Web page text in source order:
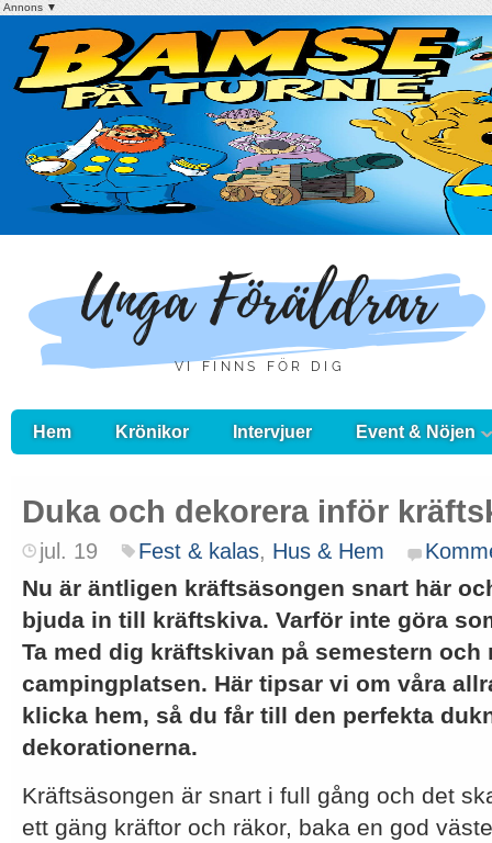
Annons ▼
Hem Krönikor Intervjuer Event & Nöjen
Duka och dekorera inför
jul. 19 Fest & kalas, Hus & Hem
Nu är äntligen kräftsäsongen snart här
bjuda in till kräftskiva. Varför inte göra
Ta med dig kräftskivan på semestern och
campingplatsen. Här tipsar vi om våra
klicka hem, så du får till den perfekta
dekorationerna.
Kräftsäsongen är snart i full gång och det
ett gäng kräftor och räkor, baka en god